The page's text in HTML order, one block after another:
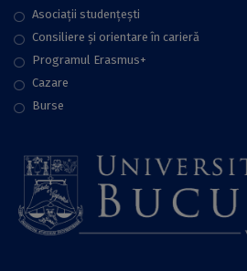
Asociații studențești
Consiliere şi orientare în carieră
Programul Erasmus+
Cazare
Burse